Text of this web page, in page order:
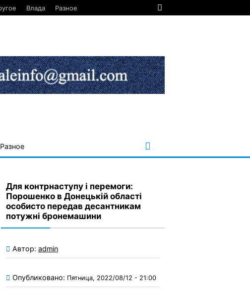
Влада Разное
Разное
Для контрнаступу і перемоги:
Порошенко в Донецькій області
особисто передав десантникам
потужні бронемашини
Автор: admin
Опубликовано: Пятница, 2022/08/12 - 21:00